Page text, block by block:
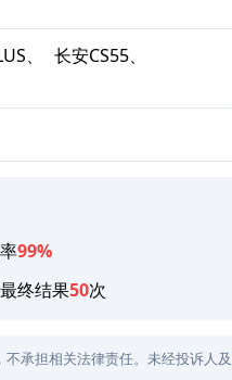
、
长安CS55、
99%
终结果50次
承担相关法律责任。未经投诉人及